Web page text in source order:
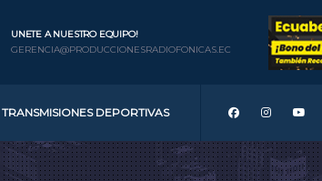
UNETE A NUESTRO EQUIPO!
GERENCIA@PRODUCCIONESRADIOFONICAS.EC
TRANSMISIONES DEPORTIVAS